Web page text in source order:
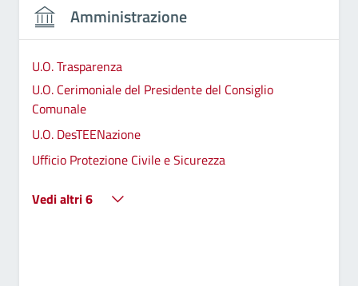
Amministrazione
U.O. Trasparenza
U.O. Cerimoniale del Presidente del Consiglio
Comunale
U.O. DesTEENazione
Ufficio Protezione Civile e Sicurezza
Vedi altri 6